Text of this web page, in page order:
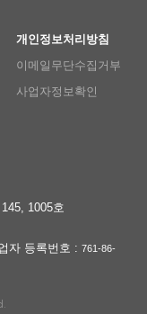
개인정보처리방침
이메일무단수집거부
사업자정보확인
1005호
자 등록번호 : 761-86-